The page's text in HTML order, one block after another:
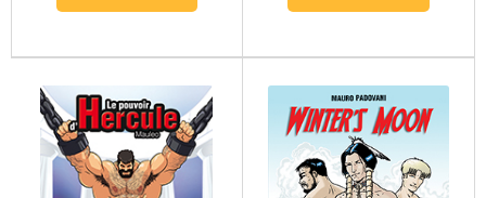
Club privé
H&O ebook
menu